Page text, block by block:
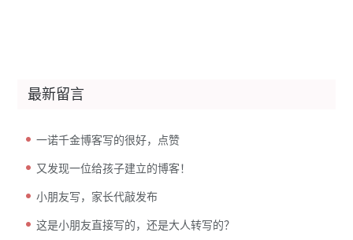
最新留言
一诺千金博客写的很好，点赞
又发现一位给孩子建立的博客！
小朋友写，家长代敲发布
这是小朋友直接写的，还是大人转写的？